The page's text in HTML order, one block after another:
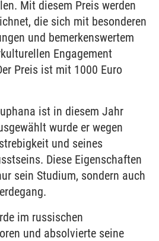
Mit diesem Preis werden
die sich mit besonderen
und bemerkenswertem
Engagement
Preis ist mit 1000 Euro
ist in diesem Jahr
wurde er wegen
und seines
Diese Eigenschaften
sein Studium, sondern auch
im russischen
und absolvierte seine